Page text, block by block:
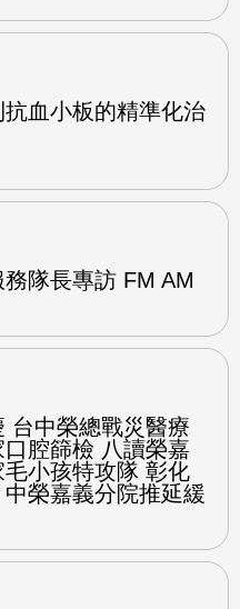
血小板的精準化治
隊長專訪 FM AM
台中榮總戰災醫療
腔篩檢 八讀榮嘉
小孩特攻隊 彰化
榮嘉義分院推延緩